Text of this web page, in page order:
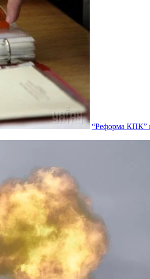
“Реформа КПК”